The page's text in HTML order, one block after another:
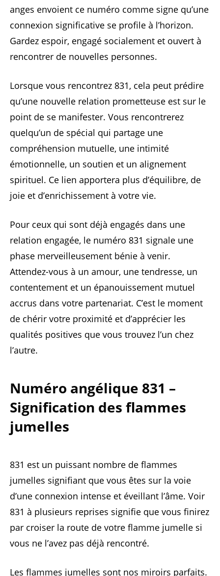
anges envoient ce numéro comme signe qu’une
connexion significative se profile à l’horizon.
Gardez espoir, engagé socialement et ouvert à
rencontrer de nouvelles personnes.
Lorsque vous rencontrez 831, cela peut prédire
qu’une nouvelle relation prometteuse est sur le
point de se manifester. Vous rencontrerez
quelqu’un de spécial qui partage une
compréhension mutuelle, une intimité
émotionnelle, un soutien et un alignement
spirituel. Ce lien apportera plus d’équilibre, de
joie et d’enrichissement à votre vie.
Pour ceux qui sont déjà engagés dans une
relation engagée, le numéro 831 signale une
phase merveilleusement bénie à venir.
Attendez-vous à un amour, une tendresse, un
contentement et un épanouissement mutuel
accrus dans votre partenariat. C’est le moment
de chérir votre proximité et d’apprécier les
qualités positives que vous trouvez l’un chez
l’autre.
Numéro angélique 831 –
Signification des flammes
jumelles
831 est un puissant nombre de flammes
jumelles signifiant que vous êtes sur la voie
d’une connexion intense et éveillant l’âme. Voir
831 à plusieurs reprises signifie que vous finirez
par croiser la route de votre flamme jumelle si
vous ne l’avez pas déjà rencontré.
Les flammes jumelles sont nos miroirs parfaits.